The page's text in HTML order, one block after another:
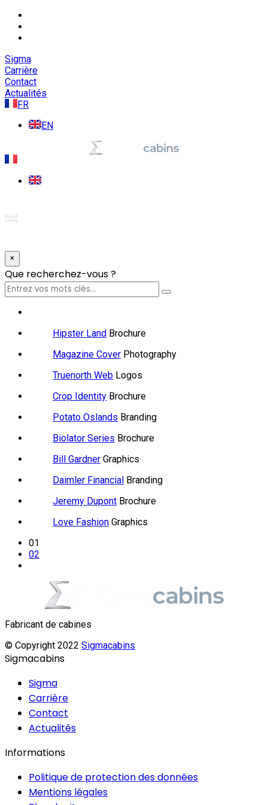
Sigma
Carrière
Contact
Actualités
FR
EN
×
Que recherchez-vous ?
Hipster Land Brochure
Magazine Cover Photography
Truenorth Web Logos
Crop Identity Brochure
Potato Oslands Branding
Biolator Series Brochure
Bill Gardner Graphics
Daimler Financial Branding
Jeremy Dupont Brochure
Love Fashion Graphics
01
02
Fabricant de cabines
© Copyright 2022 Sigmacabins
Sigmacabins
Sigma
Carrière
Contact
Actualités
Informations
Politique de protection des données
Mentions légales